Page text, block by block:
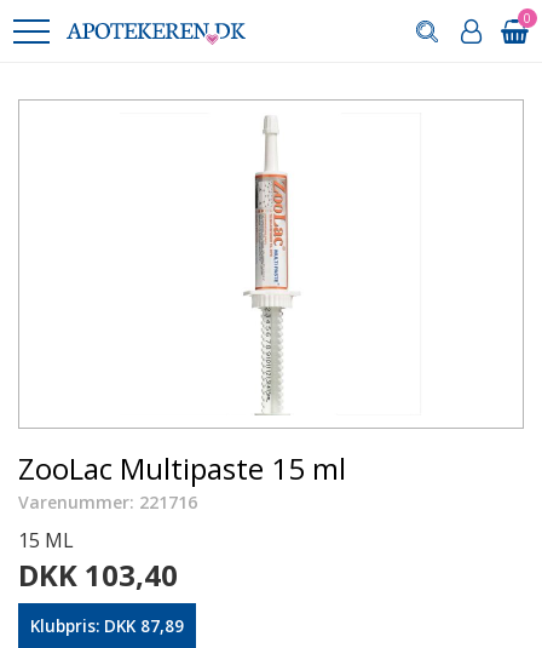
0
ZooLac Multipaste 15 ml
Varenummer: 221716
15 ML
DKK 103,40
Klubpris: DKK 87,89